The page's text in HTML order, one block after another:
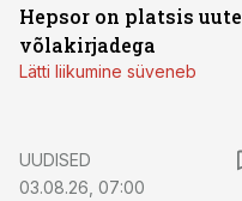
Hepsor on platsis uute
võlakirjadega
Lätti liikumine süveneb
UUDISED
03.08.26, 07:00